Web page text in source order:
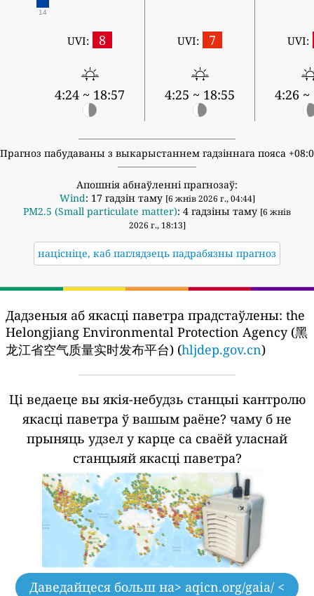
14
UVI: 8
4:24 ~ 18:57
UVI: 7
4:25 ~ 18:55
UVI:
4:26 ~
Прагноз пабудаваны з выкарыстаннем гадзіннага пояса
Апошнія абнаўленні прагнозаў:
Wind: 17 гадзін таму [6 жнів 2026 г., 04:44]
PM2.5 (Small particulate matter): 4 гадзіны таму [6 жнів
2026 г., 18:13]
націсніце, каб паглядзець падрабязны прагноз
Дадзеныя аб якасці паветра прадстаўлены: the
Helongjiang Environmental Protection Agency (黑
龙江省空气质量实时发布平台) (hljdep.gov.cn)
Ці ведаеце вы якія-небудзь станцыі кантролю
якасці паветра ў вашым раёне? чаму б не
прыняць удзел у карце са сваёй уласнай
станцыяй якасці паветра?
Даведайцеся больш на> aqicn.org/gaia/ <